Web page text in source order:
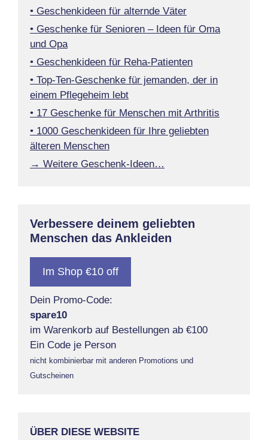
• Geschenkideen für alternde Väter
• Geschenke für Senioren – Ideen für Oma
und Opa
• Geschenkideen für Reha-Patienten
• Top-Ten-Geschenke für jemanden, der in
einem Pflegeheim lebt
• 17 Geschenke für Menschen mit Arthritis
• 1000 Geschenkideen für Ihre geliebten
älteren Menschen
→ Weitere Geschenk-Ideen…
Verbessere deinem geliebten
Menschen das Ankleiden
Im Shop €10 off
Dein Promo-Code:
spare10
im Warenkorb auf Bestellungen ab €100
Ein Code je Person
nicht kombinierbar mit anderen Promotions und
Gutscheinen
ÜBER DIESE WEBSITE